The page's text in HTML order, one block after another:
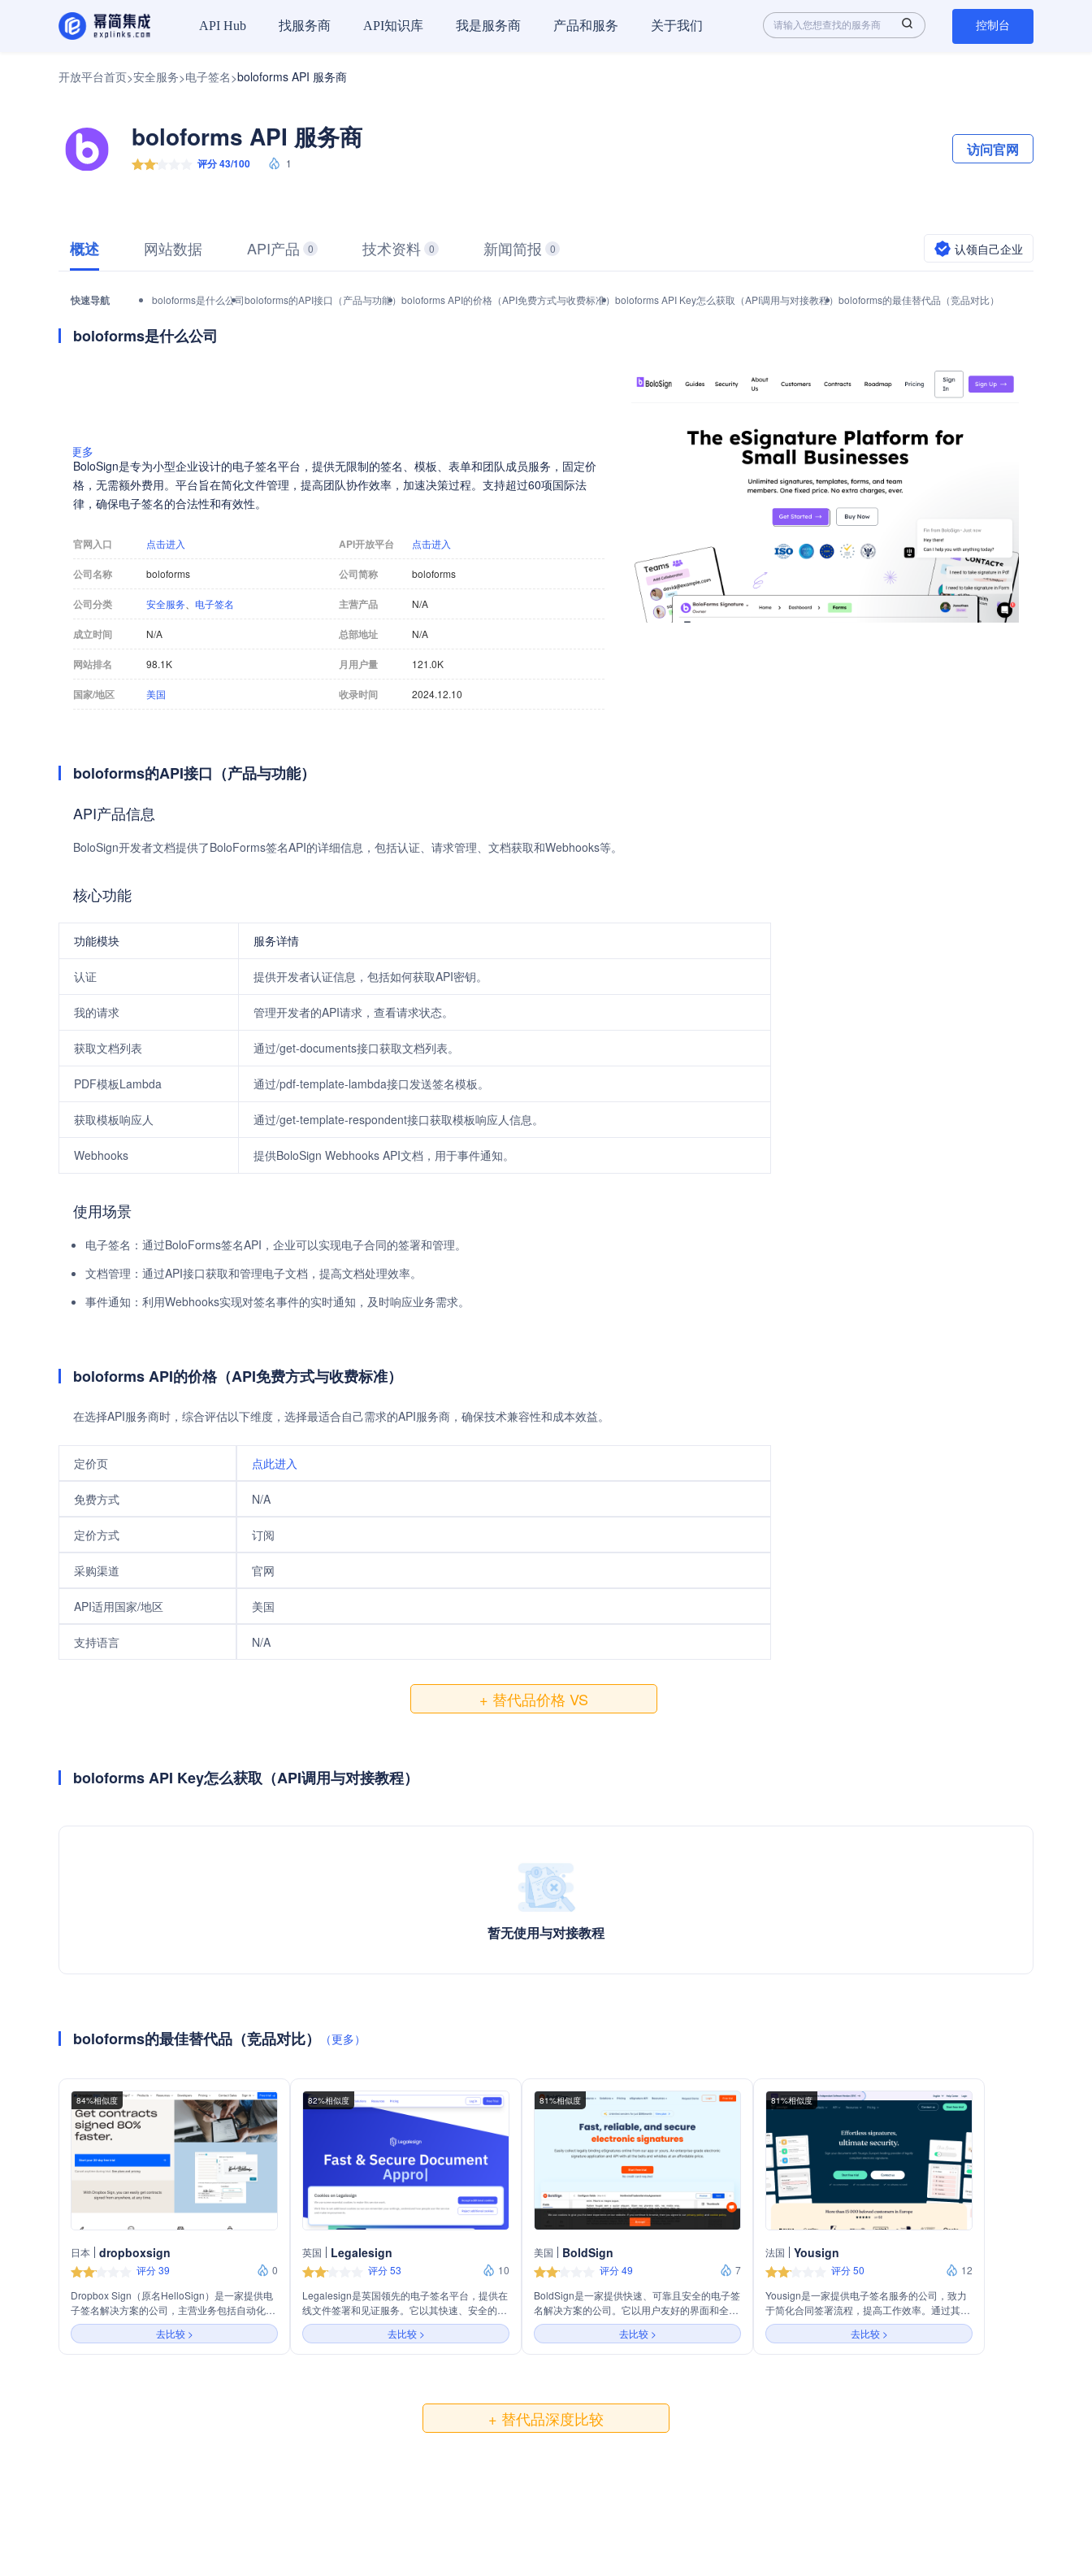
API Hub 找服务商 API知识库 我是服务商 产品和服务 关于我们 控制台
开放平台首页>安全服务>电子签名>boloforms API 服务商
boloforms API 服务商
评分 43/100 1
访问官网
概述 网站数据 API产品 0 技术资料 0 新闻简报 0 认领自己企业
快速导航 boloforms是什么公司boloforms的API接口（产品与功能） boloforms API的价格（API免费方式与收费标准） boloforms API Key怎么获取（API调用与对接教程） boloforms的最佳替代品（竞品对比）
boloforms是什么公司
更多
BoloSign是专为小型企业设计的电子签名平台，提供无限制的签名、模板、表单和团队成员服务，固定价
格，无需额外费用。平台旨在简化文件管理，提高团队协作效率，加速决策过程。支持超过60项国际法
律，确保电子签名的合法性和有效性。
官网入口 点击进入 API开放平台 点击进入
公司名称 boloforms 公司简称 boloforms
公司分类 安全服务 电子签名 主营产品 N/A
成立时间 N/A 总部地址 N/A
网站排名 98.1K 月用户量 121.0K
国家/地区 美国 收录时间 2024.12.10
boloforms的API接口（产品与功能）
API产品信息
BoloSign开发者文档提供了BoloForms签名API的详细信息，包括认证、请求管理、文档获取和Webhooks等。
核心功能
功能模块 服务详情
认证 提供开发者认证信息，包括如何获取API密钥。
我的请求 管理开发者的API请求，查看请求状态。
获取文档列表 通过/get-documents接口获取文档列表。
PDF模板Lambda 通过/pdf-template-lambda接口发送签名模板。
获取模板响应人 通过/get-template-respondent接口获取模板响应人信息。
Webhooks 提供BoloSign Webhooks API文档，用于事件通知。
使用场景
电子签名：通过BoloForms签名API，企业可以实现电子合同的签署和管理。
文档管理：通过API接口获取和管理电子文档，提高文档处理效率。
事件通知：利用Webhooks实现对签名事件的实时通知，及时响应业务需求。
boloforms API的价格（API免费方式与收费标准）
在选择API服务商时，综合评估以下维度，选择最适合自己需求的API服务商，确保技术兼容性和成本效益。
定价页 点此进入
免费方式 N/A
定价方式 订阅
采购渠道 官网
API适用国家/地区 美国
支持语言 N/A
+ 替代品价格 VS
boloforms API Key怎么获取（API调用与对接教程）
暂无使用与对接教程
boloforms的最佳替代品（竞品对比） （更多）
84%相似度
日本 dropboxsign
评分 39
0
Dropbox Sign（原名HelloSign）是一家提供电
子签名解决方案的公司，主营业务包括自动化跟
进、简化签署流程、提供法律效力的审计追踪以
及安全可靠的签名服务。公司通过其API，帮助
企业快速集成电子签名功能，提高工作效率，减
去比较 >
82%相似度
英国 Legalesign
评分 53
10
Legalesign是英国领先的电子签名平台，提供在
线文件签署和见证服务。它以其快速、安全的电
子签名解决方案而闻名，支持多种业务流程，并
提供强大的工具以满足人力资源、销售、合规等
多个部门的需求。Legalesign的软件集成了IT，
去比较 >
81%相似度
美国 BoldSign
评分 49
7
BoldSign是一家提供快速、可靠且安全的电子签
名解决方案的公司。它以用户友好的界面和全面
的API支持集成到各种应用中，服务于全球超过
40,000家企业。BoldSign提供身份验证、品牌
定制、签名请求跟踪、批量链接发送、通过短信
获得了SOC 2®、GDPR、HIPAA和PCI DSS等
多项安全认证。BoldSign以其卓越的易用性、
去比较 >
81%相似度
法国 Yousign
评分 50
12
Yousign是一家提供电子签名服务的公司，致力
于简化合同签署流程，提高工作效率。通过其平
台，用户可以轻松创建、发送、签署和管理电子
文档，确保交易的安全性和合规性。Yousign支
持多种文件格式，适用于个人和企业用户，满足
去比较 >
+ 替代品深度比较